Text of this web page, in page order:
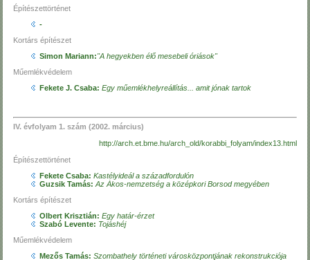
Építészettörténet
-
Kortárs építészet
Simon Mariann:"A hegyekben élő mesebeli óriások"
Műemlékvédelem
Fekete J. Csaba:Egy műemlékhelyreállítás... amit jónak tartok
IV. évfolyam 1. szám (2002. március)
http://arch.et.bme.hu/arch_old/korabbi_folyam/index13.html
Építészettörténet
Fekete Csaba:Kastélyideál a századfordulón
Guzsik Tamás:Az Ákos-nemzetség a középkori Borsod megyében
Kortárs építészet
Olbert Krisztián:Egy határ-érzet
Szabó Levente: Tojáshéj
Műemlékvédelem
Mezős Tamás:Szombathely történeti városközpontjának rekonstrukciója